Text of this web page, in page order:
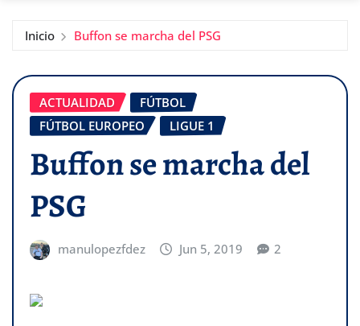
Inicio Buffon se marcha del PSG
ACTUALIDAD
FÚTBOL
FÚTBOL EUROPEO
LIGUE 1
Buffon se marcha del
PSG
manulopezfdez Jun 5, 2019 2